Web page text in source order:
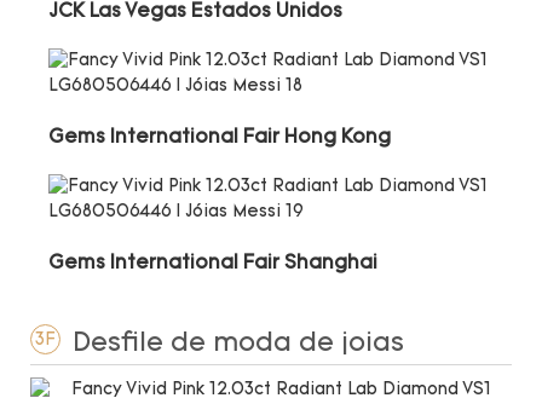
JCK Las Vegas Estados Unidos
Gems International Fair Hong Kong
Gems International Fair Shanghai
3F Desfile de moda de joias